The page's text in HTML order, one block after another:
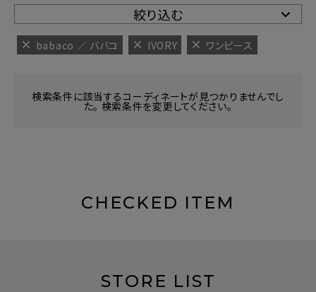
絞り込む
babaco ／ ババコ IVORY ワンピース
検索条件に該当するコーディネートが見つかりませんでし
た。 検索条件を変更してください。
CHECKED ITEM
STORE LIST